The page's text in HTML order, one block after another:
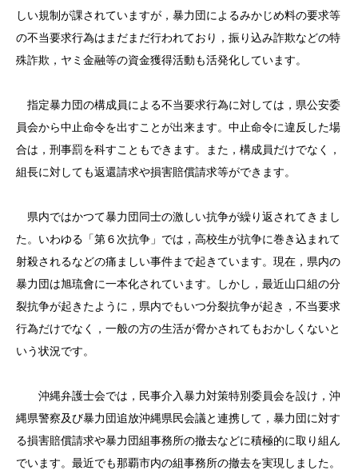
しい規制が課されていますが，暴力団によるみかじめ料の要求等
の不当要求行為はまだまだ行われており，振り込み詐欺などの特
殊詐欺，ヤミ金融等の資金獲得活動も活発化しています。
指定暴力団の構成員による不当要求行為に対しては，県公安委
員会から中止命令を出すことが出来ます。中止命令に違反した場
合は，刑事罰を科すこともできます。また，構成員だけでなく，
組長に対しても返還請求や損害賠償請求等ができます。
県内ではかつて暴力団同士の激しい抗争が繰り返されてきまし
た。いわゆる「第６次抗争」では，高校生が抗争に巻き込まれて
射殺されるなどの痛ましい事件まで起きています。現在，県内の
暴力団は旭琉會に一本化されています。しかし，最近山口組の分
裂抗争が起きたように，県内でもいつ分裂抗争が起き，不当要求
行為だけでなく，一般の方の生活が脅かされてもおかしくないと
いう状況です。
沖縄弁護士会では，民事介入暴力対策特別委員会を設け，沖
縄県警察及び暴力団追放沖縄県民会議と連携して，暴力団に対す
る損害賠償請求や暴力団組事務所の撤去などに積極的に取り組ん
でいます。最近でも那覇市内の組事務所の撤去を実現しました。